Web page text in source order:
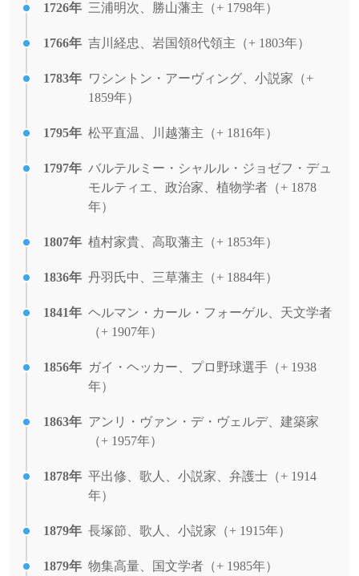
1726年 三浦明次、勝山藩主（+ 1798年）
1766年 吉川経忠、岩国領8代領主（+ 1803年）
1783年 ワシントン・アーヴィング、小説家（+
1859年）
1795年 松平直温、川越藩主（+ 1816年）
1797年 バルテルミー・シャルル・ジョゼフ・デュ
モルティエ、政治家、植物学者（+ 1878
年）
1807年 植村家貴、高取藩主（+ 1853年）
1836年 丹羽氏中、三草藩主（+ 1884年）
1841年 ヘルマン・カール・フォーゲル、天文学者
（+ 1907年）
1856年 ガイ・ヘッカー、プロ野球選手（+ 1938
年）
1863年 アンリ・ヴァン・デ・ヴェルデ、建築家
（+ 1957年）
1878年 平出修、歌人、小説家、弁護士（+ 1914
年）
1879年 長塚節、歌人、小説家（+ 1915年）
1879年 物集高量、国文学者（+ 1985年）